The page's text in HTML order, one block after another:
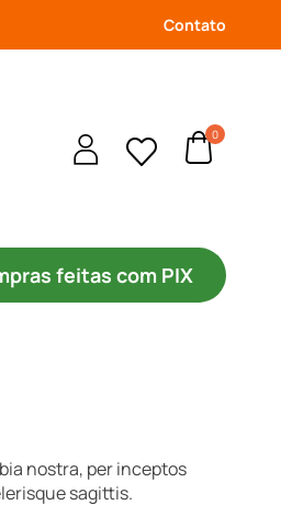
Contato
0
feitas com PIX
nostra, per inceptos
sagittis.